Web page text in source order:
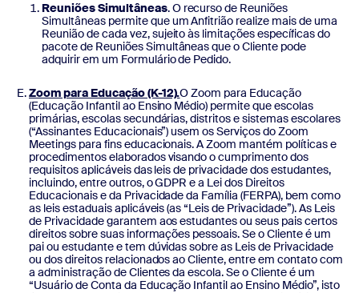
Reuniões Simultâneas. O recurso de Reuniões
Simultâneas permite que um Anfitrião realize mais de uma
Reunião de cada vez, sujeito às limitações específicas do
pacote de Reuniões Simultâneas que o Cliente pode
adquirir em um Formulário de Pedido.
Zoom para Educação (K-12).O Zoom para Educação
(Educação Infantil ao Ensino Médio) permite que escolas
primárias, escolas secundárias, distritos e sistemas escolares
(“Assinantes Educacionais”) usem os Serviços do Zoom
Meetings para fins educacionais. A Zoom mantém políticas e
procedimentos elaborados visando o cumprimento dos
requisitos aplicáveis das leis de privacidade dos estudantes,
incluindo, entre outros, o GDPR e a Lei dos Direitos
Educacionais e da Privacidade da Família (FERPA), bem como
as leis estaduais aplicáveis (as “Leis de Privacidade”). As Leis
de Privacidade garantem aos estudantes ou seus pais certos
direitos sobre suas informações pessoais. Se o Cliente é um
pai ou estudante e tem dúvidas sobre as Leis de Privacidade
ou dos direitos relacionados ao Cliente, entre em contato com
a administração de Clientes da escola. Se o Cliente é um
“Usuário de Conta da Educação Infantil ao Ensino Médio”, isto